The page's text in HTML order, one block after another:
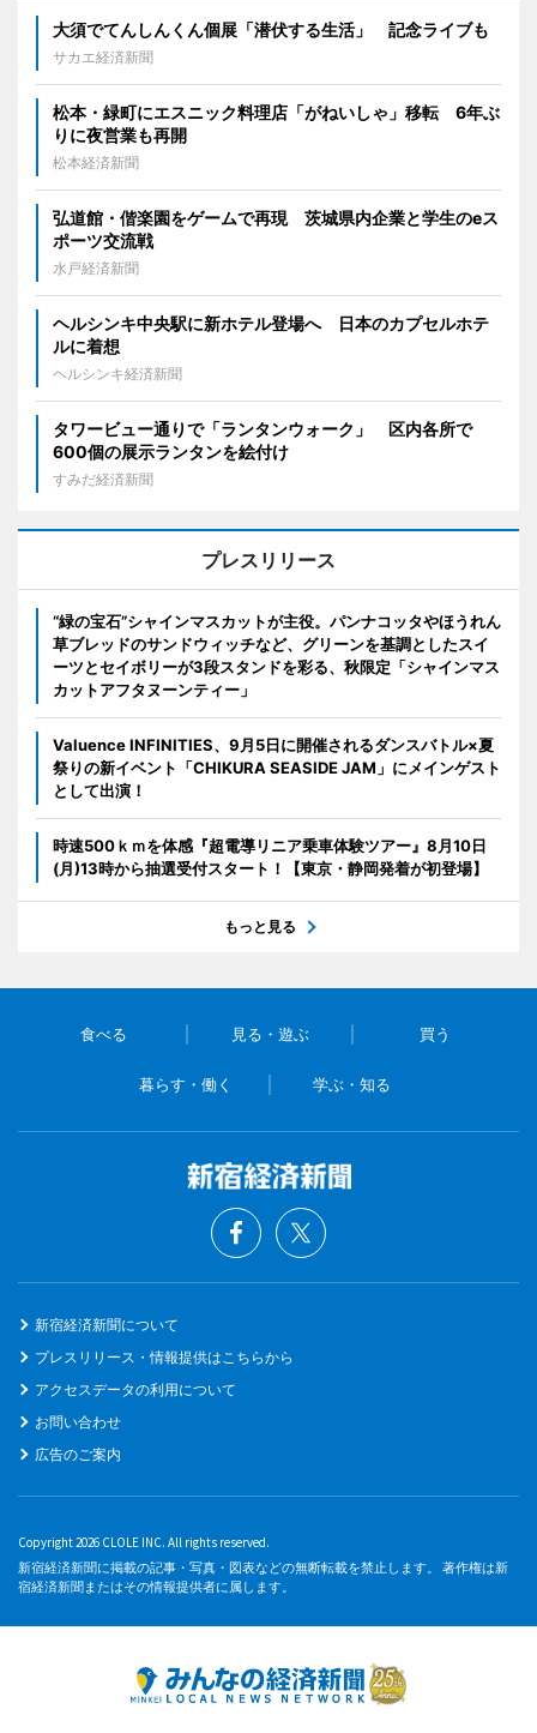
大須でてんしんくん個展「潜伏する生活」 記念ライブも
サカエ経済新聞
松本・緑町にエスニック料理店「がねいしゃ」移転 6年ぶ
りに夜営業も再開
松本経済新聞
弘道館・偕楽園をゲームで再現 茨城県内企業と学生のeス
ポーツ交流戦
水戸経済新聞
ヘルシンキ中央駅に新ホテル登場へ 日本のカプセルホテ
ルに着想
ヘルシンキ経済新聞
タワービュー通りで「ランタンウォーク」 区内各所で
600個の展示ランタンを絵付け
すみだ経済新聞
プレスリリース
“緑の宝石”シャインマスカットが主役。パンナコッタやほうれん
草ブレッドのサンドウィッチなど、グリーンを基調としたスイ
ーツとセイボリーが3段スタンドを彩る、秋限定「シャインマス
カットアフタヌーンティー」
Valuence INFINITIES、9月5日に開催されるダンスバトル×夏
祭りの新イベント「CHIKURA SEASIDE JAM」にメインゲスト
として出演！
時速500ｋｍを体感『超電導リニア乗車体験ツアー』8月10日
(月)13時から抽選受付スタート！【東京・静岡発着が初登場】
もっと見る
食べる 見る・遊ぶ 買う
暮らす・働く 学ぶ・知る
新宿経済新聞について
プレスリリース・情報提供はこちらから
アクセスデータの利用について
お問い合わせ
広告のご案内
Copyright 2026 CLOLE INC. All rights reserved.
新宿経済新聞に掲載の記事・写真・図表などの無断転載を禁止します。 著作権は新
宿経済新聞またはその情報提供者に属します。